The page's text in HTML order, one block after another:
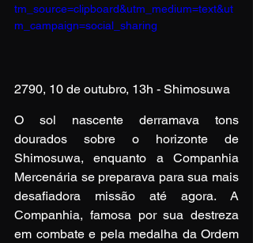
tm_source=clipboard&utm_medium=text&ut
m_campaign=social_sharing
2790, 10 de outubro, 13h - Shimosuwa
O sol nascente derramava tons
dourados sobre o horizonte de
Shimosuwa, enquanto a Companhia
Mercenária se preparava para sua mais
desafiadora missão até agora. A
Companhia, famosa por sua destreza
em combate e pela medalha da Ordem